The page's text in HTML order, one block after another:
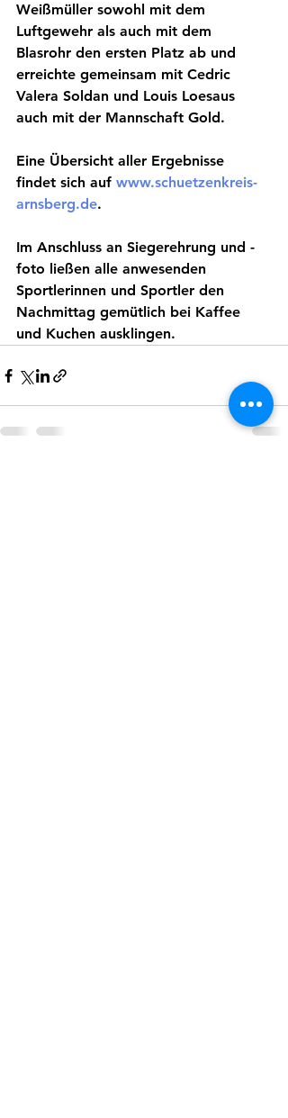
Weißmüller sowohl mit dem
Luftgewehr als auch mit dem
Blasrohr den ersten Platz ab und
erreichte gemeinsam mit Cedric
Valera Soldan und Louis Loesaus
auch mit der Mannschaft Gold.
Eine Übersicht aller Ergebnisse
findet sich auf www.schuetzenkreis-
arnsberg.de.
Im Anschluss an Siegerehrung und -
foto ließen alle anwesenden
Sportlerinnen und Sportler den
Nachmittag gemütlich bei Kaffee
und Kuchen ausklingen.